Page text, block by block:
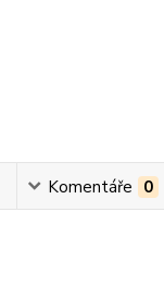
Komentáře 0